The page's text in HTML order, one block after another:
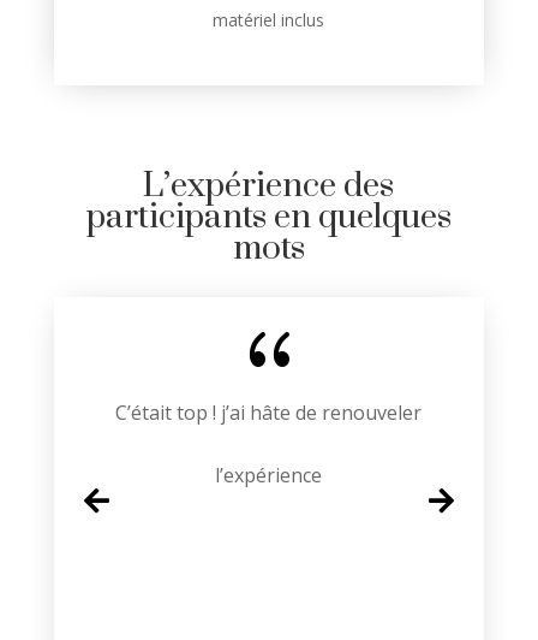
matériel inclus
L’expérience des
participants en quelques
mots
{
On a passé une super soirée, à refaire
sans hésiter !